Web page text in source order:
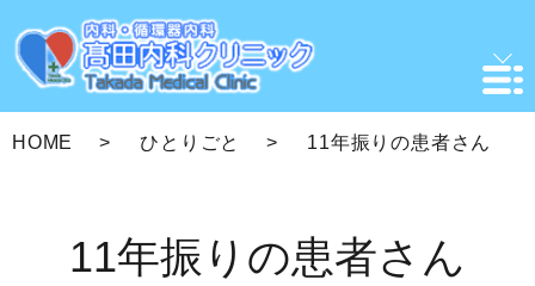
HOME ひとりごと 11年振りの患者さん
11年振りの患者さん